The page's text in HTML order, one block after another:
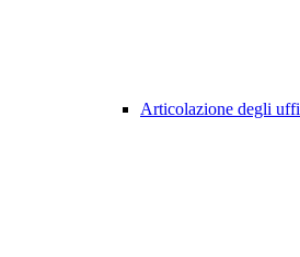
Articolazione degli